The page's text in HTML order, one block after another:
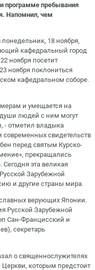
программе пребывания
Напомнил, чем
понедельник, 18 ноября,
кафедральный город
ноября посетит
ноября поклониться
кафедральном соборе.
и умещается на
людей с ним могут
- отметил владыка
современных свидетельств
перед святым Курско-
прекращались
эта великая
Зарубежной
и другие страны мира.
верующих Японии.
Русской Зарубежной
Сан-Францисский и
секретарь
о священнослужителях
которым предстоит